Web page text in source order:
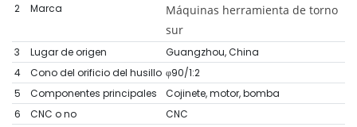
2 Marca
Máquinas herramienta de torno
sur
3 Lugar de origen
Guangzhou, China
4
Cono del orificio del husillo φ90/1:2
5
Componentes principales
Cojinete, motor, bomba
6
CNC o no
CNC